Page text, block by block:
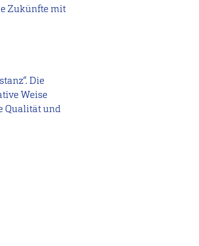
Zukünfte mit
Die
Weise
Qualität und